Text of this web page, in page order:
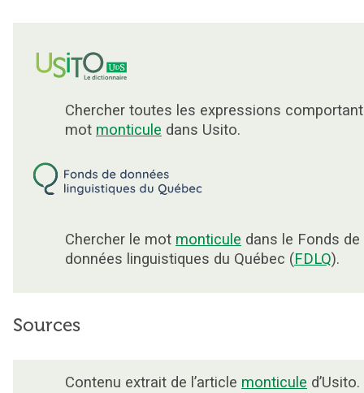
Chercher toutes les expressions
mot monticule dans Usito.
Chercher le mot monticule dans le Fonds de
données linguistiques du Québec (FDLQ).
Sources
Contenu extrait de l’article monticule d’Usito.